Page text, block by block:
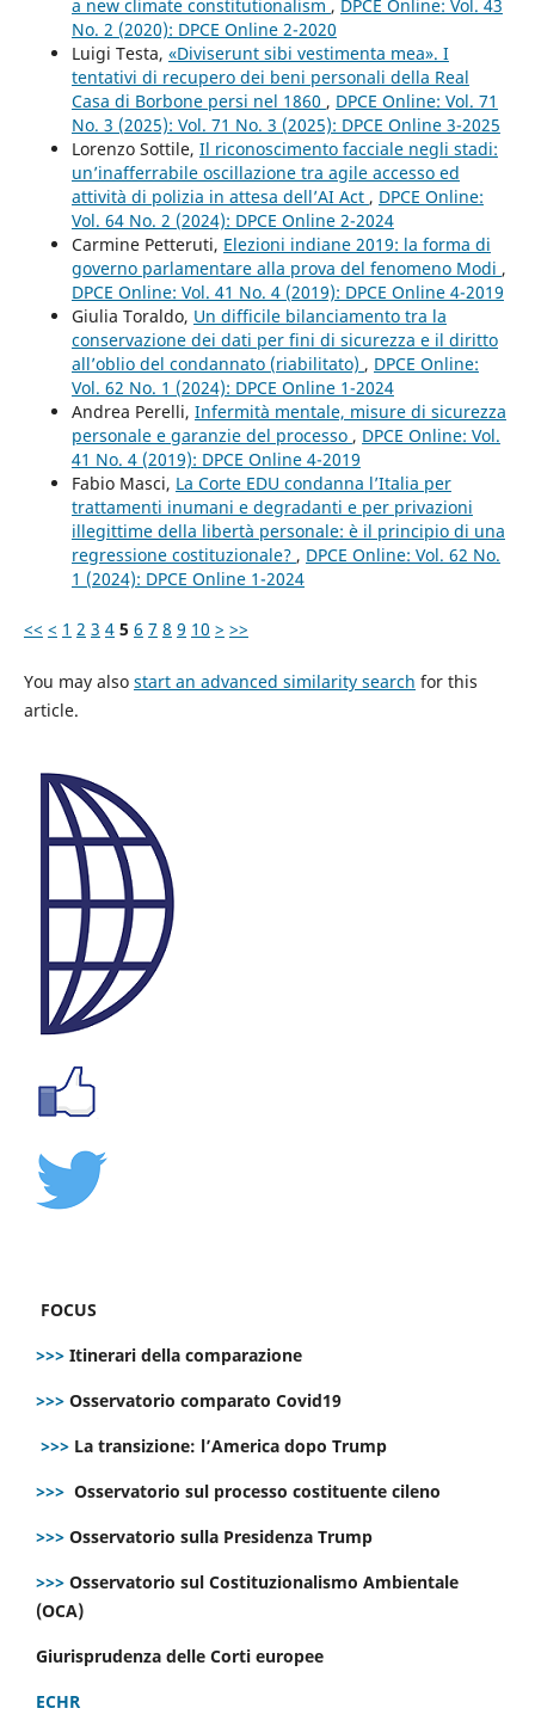
a new climate constitutionalism , DPCE Online: Vol. 43
No. 2 (2020): DPCE Online 2-2020
Luigi Testa, «Diviserunt sibi vestimenta mea». I
tentativi di recupero dei beni personali della Real
Casa di Borbone persi nel 1860 , DPCE Online: Vol. 71
No. 3 (2025): Vol. 71 No. 3 (2025): DPCE Online 3-2025
Lorenzo Sottile, Il riconoscimento facciale negli stadi:
un’inafferrabile oscillazione tra agile accesso ed
attività di polizia in attesa dell’AI Act , DPCE Online:
Vol. 64 No. 2 (2024): DPCE Online 2-2024
Carmine Petteruti, Elezioni indiane 2019: la forma di
governo parlamentare alla prova del fenomeno Modi ,
DPCE Online: Vol. 41 No. 4 (2019): DPCE Online 4-2019
Giulia Toraldo, Un difficile bilanciamento tra la
conservazione dei dati per fini di sicurezza e il diritto
all’oblio del condannato (riabilitato) , DPCE Online:
Vol. 62 No. 1 (2024): DPCE Online 1-2024
Andrea Perelli, Infermità mentale, misure di sicurezza
personale e garanzie del processo , DPCE Online: Vol.
41 No. 4 (2019): DPCE Online 4-2019
Fabio Masci, La Corte EDU condanna l’Italia per
trattamenti inumani e degradanti e per privazioni
illegittime della libertà personale: è il principio di una
regressione costituzionale? , DPCE Online: Vol. 62 No.
1 (2024): DPCE Online 1-2024
<< < 1 2 3 4 5 6 7 8 9 10 > >>
You may also start an advanced similarity search for this
article.
FOCUS
>>> Itinerari della comparazione
>>> Osservatorio comparato Covid19
>>> La transizione: l’America dopo Trump
>>> Osservatorio sul processo costituente cileno
>>> Osservatorio sulla Presidenza Trump
>>> Osservatorio sul Costituzionalismo Ambientale
(OCA)
Giurisprudenza delle Corti europee
ECHR